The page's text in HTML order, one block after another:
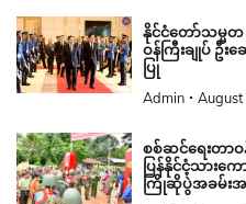
နိုင်ငံတော်သမ္မ
ဝန်ကြီးချုပ် ဦ
ပြု
Admin
စစ်ဆင်ရေးတာ
ပြန်နိုင်ငံ့သားက
ကြိုဆိုပွဲအခမ်းအန